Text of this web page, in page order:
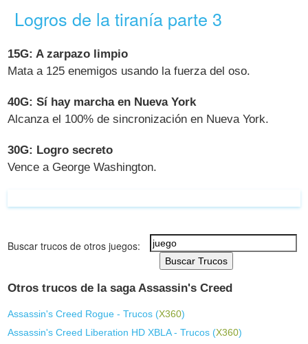
Logros de la tiranía parte 3
15G: A zarpazo limpio
Mata a 125 enemigos usando la fuerza del oso.
40G: Sí hay marcha en Nueva York
Alcanza el 100% de sincronización en Nueva York.
30G: Logro secreto
Vence a George Washington.
Buscar trucos de otros juegos:
Buscar Trucos
Otros trucos de la saga Assassin's Creed
Assassin's Creed Rogue - Trucos (X360)
Assassin's Creed Liberation HD XBLA - Trucos (X360)